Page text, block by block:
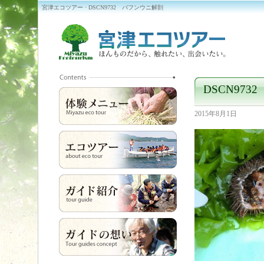
宮津エコツアー · DSCN9732 バフンウニ解剖
2015年8月1日